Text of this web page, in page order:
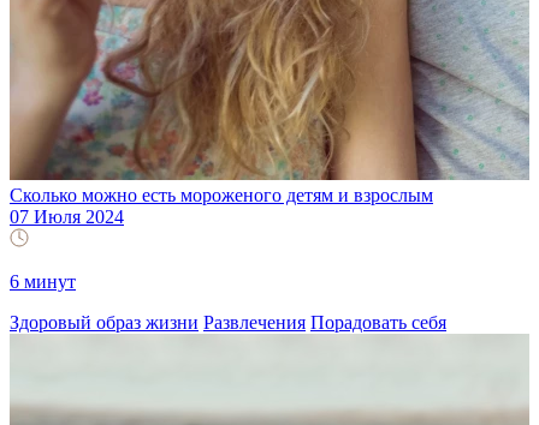
Сколько можно есть мороженого детям и взрослым
07 Июля 2024
6 минут
Здоровый образ жизни Развлечения Порадовать себя